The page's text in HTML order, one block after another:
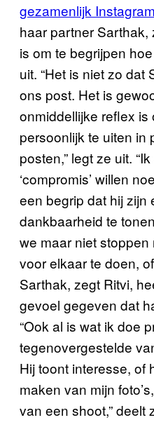
gezamenlijk
haar partner
is om te begrijpen
uit. “Het is niet zo
ons post. Het is
onmiddellijke reflex
persoonlijk te uiten in
posten,” legt ze uit.
‘compromis’ willen
een begrip dat hij zijn
dankbaarheid te
we maar niet
voor elkaar te doen,
Sarthak, zegt Ritvi,
gevoel gegeven dat
“Ook al is wat ik doe
tegenovergestelde
Hij toont interesse, of
maken van mijn
van een shoot,” deelt